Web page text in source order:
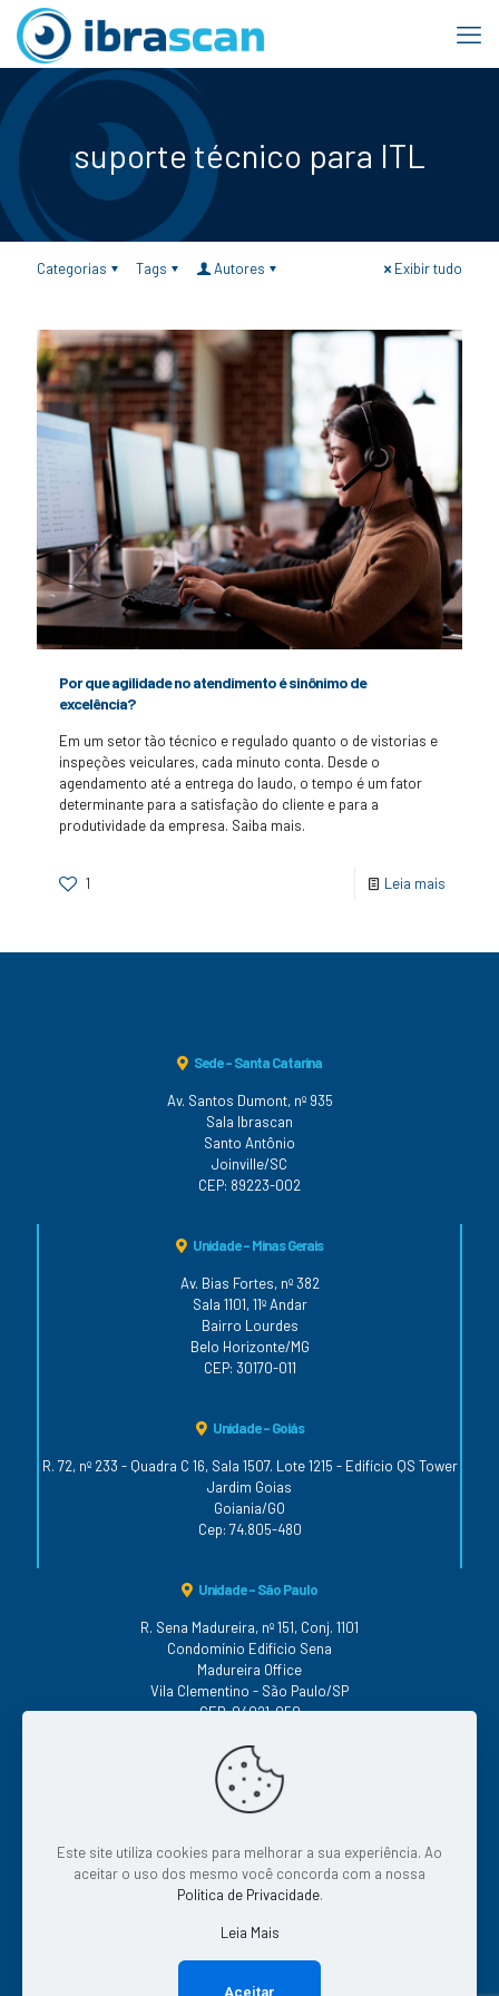
suporte técnico para ITL
Categorias Tags Autores Exibir tudo
Por que agilidade no atendimento é sinônimo de
excelência?
Em um setor tão técnico e regulado quanto o de vistorias e
inspeções veiculares, cada minuto conta. Desde o
agendamento até a entrega do laudo, o tempo é um fator
determinante para a satisfação do cliente e para a
produtividade da empresa. Saiba mais.
1 Leia mais
Sede - Santa Catarina
Av. Santos Dumont, nº 935
Sala Ibrascan
Santo Antônio
Joinville/SC
CEP: 89223-002
Unidade - Minas Gerais
Av. Bias Fortes, nº 382
Sala 1101, 11º Andar
Bairro Lourdes
Belo Horizonte/MG
CEP: 30170-011
Unidade - Goiás
R. 72, nº 233 - Quadra C 16, Sala 1507. Lote 1215 - Edifício QS Tower
Jardim Goias
Goiania/GO
Cep: 74.805-480
Unidade - São Paulo
R. Sena Madureira, nº 151, Conj. 1101
Condomínio Edifício Sena
Madureira Office
Vila Clementino - São Paulo/SP
CEP: 04021-050
Qualidade | Segurança | Serviço | Continuidade
Privacidade | Tratamento de Dados
Este site utiliza cookies para melhorar a sua experiência. Ao
aceitar o uso dos mesmo você concorda com a nossa
Política de Privacidade.
Leia Mais
Aceitar